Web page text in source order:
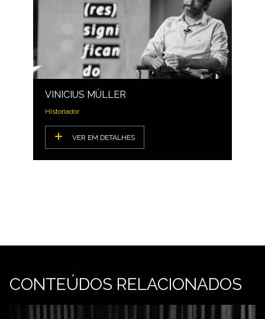
VINICIUS MÜLLER
Historiador
VER EM DETALHES
CONTEÚDOS RELACIONADOS